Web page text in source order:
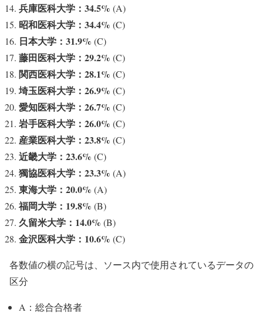
兵庫医科大学：34.5% (A)
昭和医科大学：34.4% (C)
日本大学：31.9% (C)
藤田医科大学：29.2% (C)
関西医科大学：28.1% (C)
埼玉医科大学：26.9% (C)
愛知医科大学：26.7% (C)
岩手医科大学：26.0% (C)
産業医科大学：23.8% (C)
近畿大学：23.6% (C)
獨協医科大学：23.3% (A)
東海大学：20.0% (A)
福岡大学：19.8% (B)
久留米大学：14.0% (B)
金沢医科大学：10.6% (C)
各数値の横の記号は、ソース内で使用されているデータの
区分
A：総合合格者